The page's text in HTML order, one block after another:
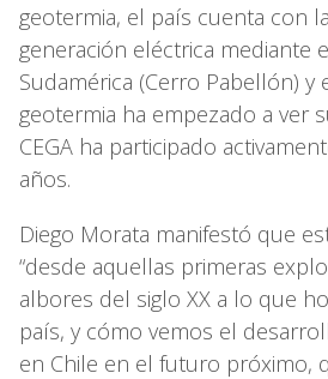
geotermia, el país cuenta con
generación eléctrica mediante
Sudamérica (Cerro Pabellón)
geotermia ha empezado a ver
CEGA ha participado
años.
Diego Morata manifestó que
“desde aquellas primeras
albores del siglo XX a lo que
país, y cómo vemos el
en Chile en el futuro próximo,